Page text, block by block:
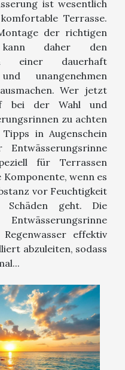
ist wesentlich
Terrasse.
der richtigen
kann daher den
einer dauerhaft
unangenehmen
Wer jetzt
bei der Wahl und
zu achten
in Augenschein
für Terrassen
wenn es
vor Feuchtigkeit
Schäden geht. Die
effektiv
abzuleiten, sodass